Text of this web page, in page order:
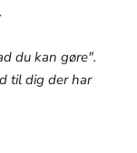
du kan gøre".
til dig der har